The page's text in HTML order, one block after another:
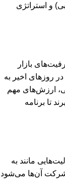
و استراتژی
بازار
روزهای اخیر به
ارزش‌های مهم
تا برنامه
مانند به
شرکت آن‌ها می‌شود